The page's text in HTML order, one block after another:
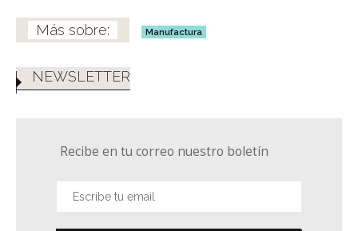
Manufactura
NEWSLETTER
Recibe en tu correo nuestro boletín